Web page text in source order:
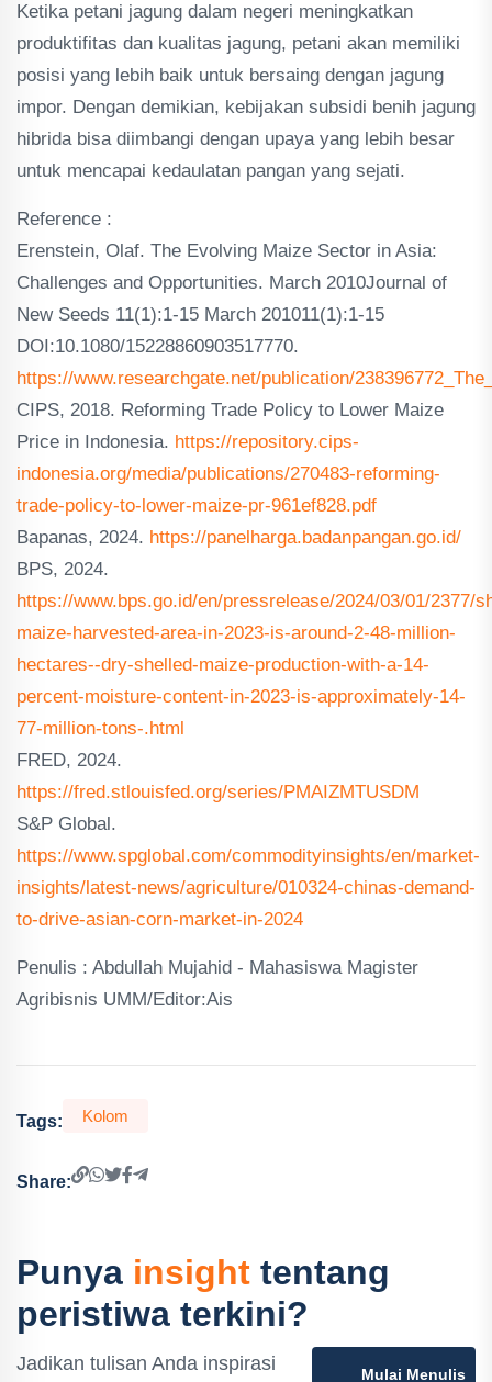
Ketika petani jagung dalam negeri meningkatkan
produktifitas dan kualitas jagung, petani akan memiliki
posisi yang lebih baik untuk bersaing dengan jagung
impor. Dengan demikian, kebijakan subsidi benih jagung
hibrida bisa diimbangi dengan upaya yang lebih besar
untuk mencapai kedaulatan pangan yang sejati.
Reference :
Erenstein, Olaf. The Evolving Maize Sector in Asia:
Challenges and Opportunities. March 2010Journal of
New Seeds 11(1):1-15 March 201011(1):1-15
DOI:10.1080/15228860903517770.
https://www.researchgate.net/publication/
CIPS, 2018. Reforming Trade Policy to Lower Maize
Price in Indonesia. https://repository.cips-
indonesia.org/media/publications/270483-reforming-
trade-policy-to-lower-maize-pr-961ef828.pdf
Bapanas, 2024. https://panelharga.badanpangan.go.id/
BPS, 2024.
https://www.bps.go.id/en/pressrelease/2024/03/01/2377/
maize-harvested-area-in-2023-is-around-2-48-million-
hectares--dry-shelled-maize-production-with-a-14-
percent-moisture-content-in-2023-is-approximately-14-
77-million-tons-.html
FRED, 2024.
https://fred.stlouisfed.org/series/PMAIZMTUSDM
S&P Global.
https://www.spglobal.com/commodityinsights/en/market-
insights/latest-news/agriculture/010324-chinas-demand-
to-drive-asian-corn-market-in-2024
Penulis : Abdullah Mujahid - Mahasiswa Magister
Agribisnis UMM/Editor:Ais
Tags: Kolom
Share:
Punya insight tentang
peristiwa terkini?
Jadikan tulisan Anda inspirasi
Mulai Menulis